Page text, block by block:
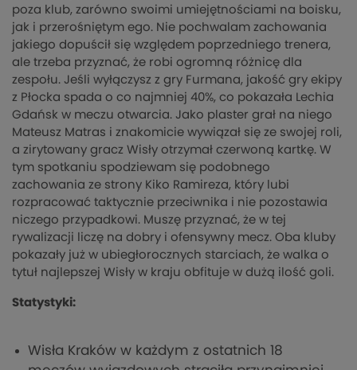
poza klub, zarówno swoimi umiejętnościami na boisku,
jak i przerośniętym ego. Nie pochwalam zachowania
jakiego dopuścił się względem poprzedniego trenera,
ale trzeba przyznać, że robi ogromną różnicę dla
zespołu. Jeśli wyłączysz z gry Furmana, jakość gry ekipy
z Płocka spada o co najmniej 40%, co pokazała Lechia
Gdańsk w meczu otwarcia. Jako plaster grał na niego
Mateusz Matras i znakomicie wywiązał się ze swojej roli,
a zirytowany gracz Wisły otrzymał czerwoną kartkę. W
tym spotkaniu spodziewam się podobnego
zachowania ze strony Kiko Ramireza, który lubi
rozpracować taktycznie przeciwnika i nie pozostawia
niczego przypadkowi. Muszę przyznać, że w tej
rywalizacji liczę na dobry i ofensywny mecz. Oba kluby
pokazały już w ubiegłorocznych starciach, że walka o
tytuł najlepszej Wisły w kraju obfituje w dużą ilość goli.
Statystyki:
Wisła Kraków w każdym z ostatnich 18